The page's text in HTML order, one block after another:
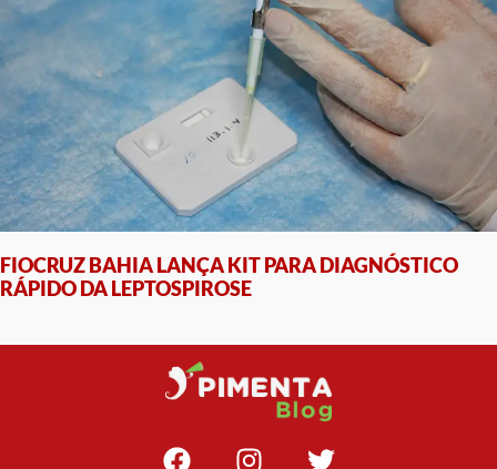
FIOCRUZ BAHIA LANÇA KIT PARA DIAGNÓSTICO
RÁPIDO DA LEPTOSPIROSE